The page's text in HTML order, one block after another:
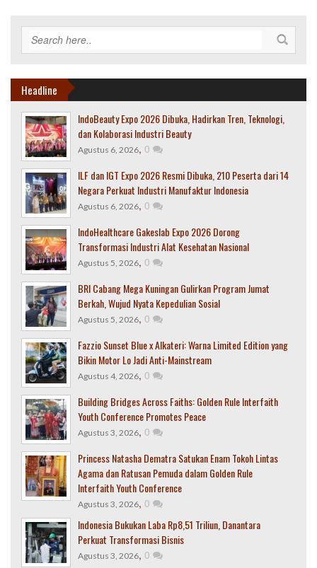
Headline
IndoBeauty Expo 2026 Dibuka, Hadirkan Tren, Teknologi,
dan Kolaborasi Industri Beauty
Agustus 6, 2026, 0
ILF dan IGT Expo 2026 Resmi Dibuka, 210 Peserta dari 14
Negara Perkuat Industri Manufaktur Indonesia
Agustus 6, 2026, 0
IndoHealthcare Gakeslab Expo 2026 Dorong
Transformasi Industri Alat Kesehatan Nasional
Agustus 5, 2026, 0
BRI Cabang Mega Kuningan Gulirkan Program Jumat
Berkah, Wujud Nyata Kepedulian Sosial
Agustus 5, 2026, 0
Fazzio Sunset Blue x Alkateri: Warna Limited Edition yang
Bikin Motor Lo Jadi Anti-Mainstream
Agustus 4, 2026, 0
Building Bridges Across Faiths: Golden Rule Interfaith
Youth Conference Promotes Peace
Agustus 3, 2026, 0
Princess Natasha Dematra Satukan Enam Tokoh Lintas
Agama dan Ratusan Pemuda dalam Golden Rule
Interfaith Youth Conference
Agustus 3, 2026, 0
Indonesia Bukukan Laba Rp8,51 Triliun, Danantara
Perkuat Transformasi Bisnis
Agustus 3, 2026, 0